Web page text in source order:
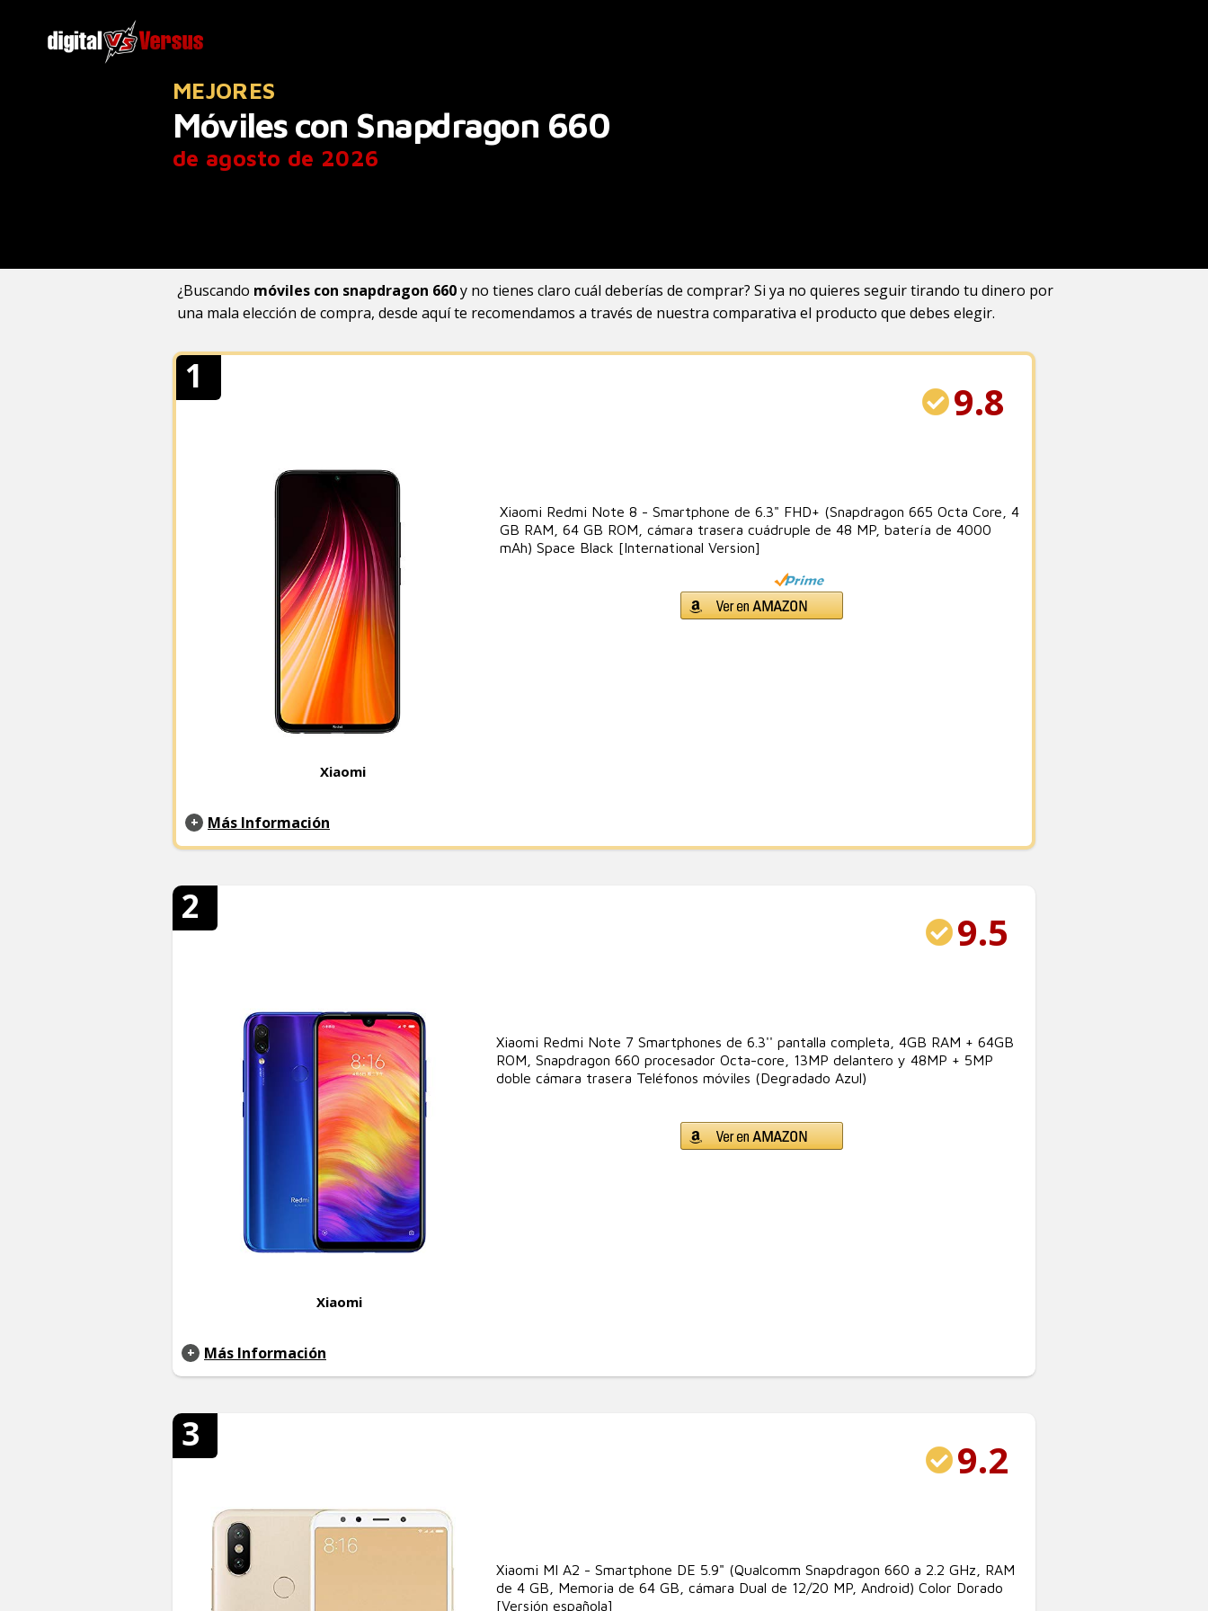
MEJORES
Móviles con Snapdragon 660
de agosto de 2026
¿Buscando móviles con snapdragon 660y no tienes claro cuál deberías de comprar? Si ya no quieres seguir tirando tu dinero por
una mala elección de compra, desde aquí te recomendamos a través de nuestra comparativa el producto que debes elegir.
1
9.8
Xiaomi
Xiaomi Redmi Note 8 - Smartphone de 6.3" FHD+ (Snapdragon 665 Octa Core, 4
GB RAM, 64 GB ROM, cámara trasera cuádruple de 48 MP, batería de 4000
mAh) Space Black [International Version]
Más Información
2
9.5
Xiaomi
Xiaomi Redmi Note 7 Smartphones de 6.3'' pantalla completa, 4GB RAM + 64GB
ROM, Snapdragon 660 procesador Octa-core, 13MP delantero y 48MP + 5MP
doble cámara trasera Teléfonos móviles (Degradado Azul)
Más Información
3
9.2
Xiaomi MI A2 - Smartphone DE 5.9" (Qualcomm Snapdragon 660 a 2.2 GHz, RAM
de 4 GB, Memoria de 64 GB, cámara Dual de 12/20 MP, Android) Color Dorado
[Versión española]